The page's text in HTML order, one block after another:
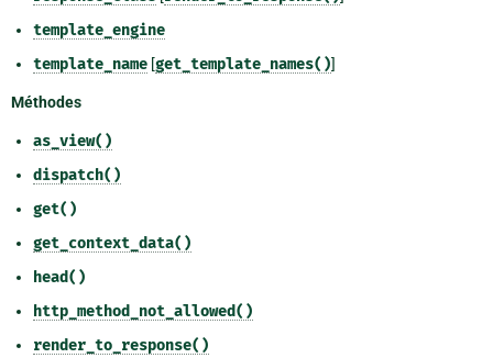
template_engine
template_name [get_template_names()]
Méthodes
as_view()
dispatch()
get()
get_context_data()
head()
http_method_not_allowed()
render_to_response()